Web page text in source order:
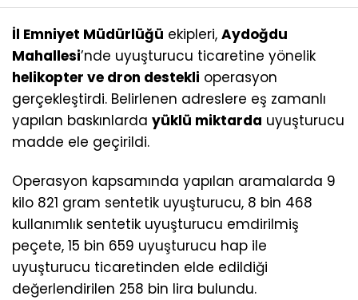
İl Emniyet Müdürlüğü ekipleri, Aydoğdu
Mahallesi’nde uyuşturucu ticaretine yönelik
helikopter ve dron destekli operasyon
gerçekleştirdi. Belirlenen adreslere eş zamanlı
yapılan baskınlarda yüklü miktarda uyuşturucu
madde ele geçirildi.
Operasyon kapsamında yapılan aramalarda 9
kilo 821 gram sentetik uyuşturucu, 8 bin 468
kullanımlık sentetik uyuşturucu emdirilmiş
peçete, 15 bin 659 uyuşturucu hap ile
uyuşturucu ticaretinden elde edildiği
değerlendirilen 258 bin lira bulundu.